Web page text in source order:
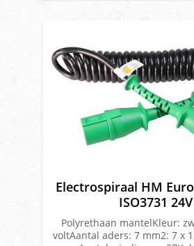
Electrospiraal HM
ISO3731 24V
Polyrethaan mantelKleur:
voltAantal aders: 7 mm2: 7 x